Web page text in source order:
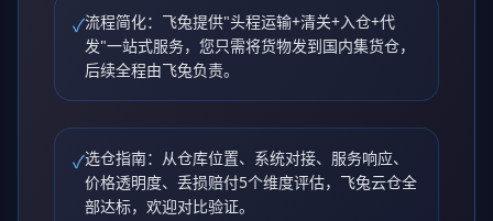
✓流程简化：飞兔提供"头程运输+清关+入仓+代
发"一站式服务，您只需将货物发到国内集货仓，
后续全程由飞兔负责。
✓选仓指南：从仓库位置、系统对接、服务响应、
价格透明度、丢损赔付5个维度评估，飞兔云仓全
部达标，欢迎对比验证。